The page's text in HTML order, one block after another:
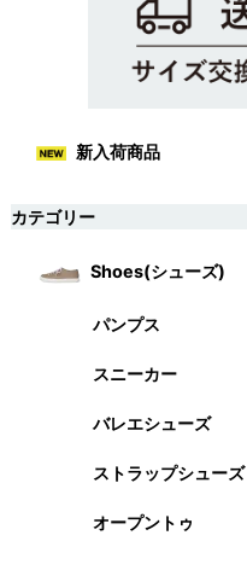
新入荷商品
カテゴリー
Shoes(シューズ)
パンプス
スニーカー
バレエシューズ
ストラップシューズ
オープントゥ